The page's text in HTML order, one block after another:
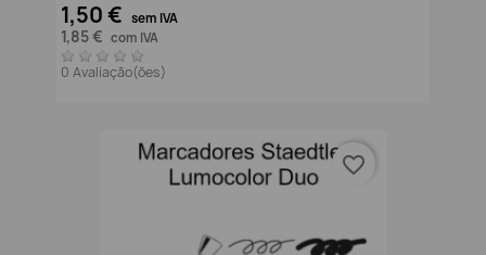
1,50 € sem IVA
1,85 € com IVA
0 Avaliação(ões)
favorite_border